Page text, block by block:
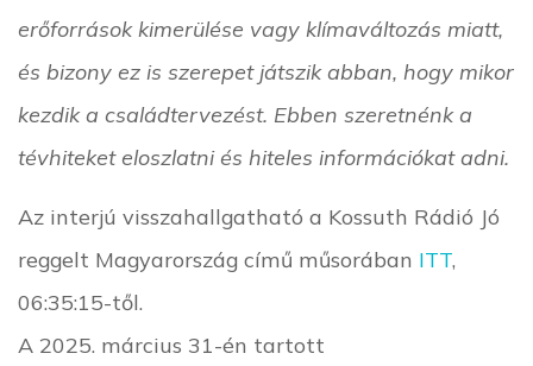
erőforrások kimerülése vagy klímaváltozás miatt,
és bizony ez is szerepet játszik abban, hogy mikor
kezdik a családtervezést. Ebben szeretnénk a
tévhiteket eloszlatni és hiteles információkat adni.
Az interjú visszahallgatható a Kossuth Rádió Jó
reggelt Magyarország című műsorában ITT,
06:35:15-től.
A 2025. március 31-én tartott